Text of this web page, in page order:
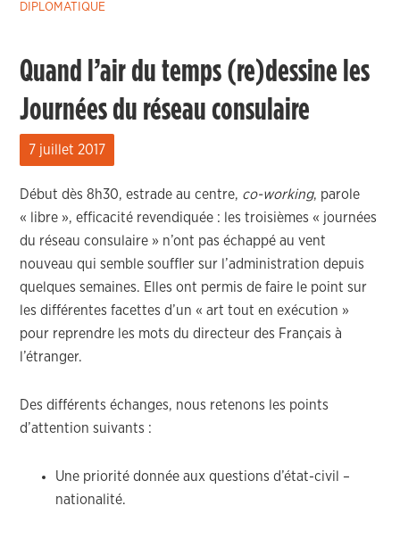
DIPLOMATIQUE
Quand l’air du temps (re)dessine les
Journées du réseau consulaire
7 juillet 2017
Début dès 8h30, estrade au centre, co-working, parole
« libre », efficacité revendiquée : les troisièmes « journées
du réseau consulaire » n’ont pas échappé au vent
nouveau qui semble souffler sur l’administration depuis
quelques semaines. Elles ont permis de faire le point sur
les différentes facettes d’un « art tout en exécution »
pour reprendre les mots du directeur des Français à
l’étranger.
Des différents échanges, nous retenons les points
d’attention suivants :
Une priorité donnée aux questions d’état-civil –
nationalité.